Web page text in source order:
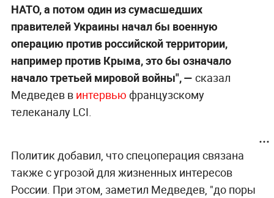
НАТО, а потом один из сумасшедших
правителей Украины начал бы военную
операцию против российской территории,
например против Крыма, это бы означало
начало третьей мировой войны", — сказал
Медведев в интервью французскому
телеканалу LCI.
Политик добавил, что спецоперация связана
также с угрозой для жизненных интересов
России. При этом, заметил Медведев, "до поры